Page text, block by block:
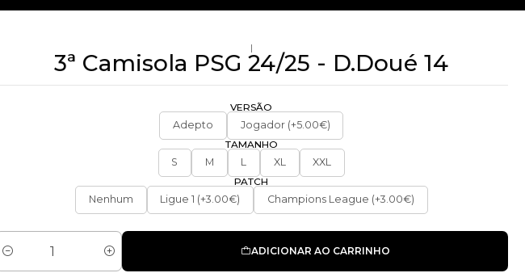
|
3ª Camisola PSG 24/25 - D.Doué 14
VERSÃO
Adepto
Jogador (+5.00€)
TAMANHO
S
M L XL
XXL
PATCH
Nenhum
Ligue 1 (+3.00€) Champions League (+3.00€)
Quantidade
ADICIONAR AO CARRINHO